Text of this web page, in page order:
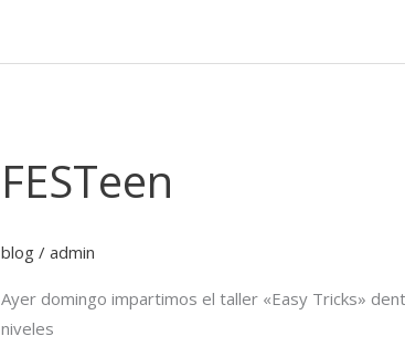
FESTeen
blog /admin
Ayer domingo impartimos el taller «Easy Tricks»
niveles
FESTeen